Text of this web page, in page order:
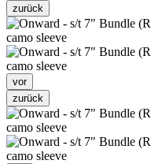
zurück
vor
zurück